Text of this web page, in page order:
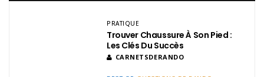
PRATIQUE
Trouver Chaussure À Son Pied :
Les Clés Du Succès
CARNETSDERANDO